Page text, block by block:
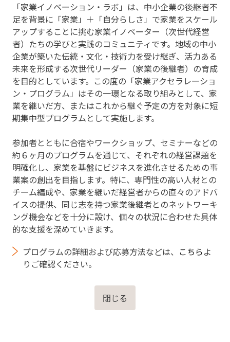
「家業イノベーション・ラボ」は、中小企業の後継者不
足を背景に「家業」＋「自分らしさ」で家業をスケール
アップすることに挑む家業イノベーター（次世代経営
者）たちの学びと実践のコミュニティです。地域の中小
企業が築いた伝統・文化・技術力を受け継ぎ、活力ある
未来を形成する次世代リーダー（家業の後継者）の育成
を目的としています。この度の「家業アクセラレーショ
ン・プログラム」はその一環となる取り組みとして、家
業を継いだ方、またはこれから継ぐ予定の方を対象に短
期集中型プログラムとして実施します。
参加者とともに合宿やワークショップ、セミナーなどの
約６ヶ月のプログラムを通じて、それぞれの経営課題を
明確化し、家業を基盤にビジネスを進化させるための事
業案の創出を目指します。特に、専門性の高い人材との
チーム編成や、家業を継いだ経営者からの直々のアドバ
イスの提供、同じ志を持つ家業後継者とのネットワーキ
ング機会などを十分に設け、個々の状況に合わせた具体
的な支援を深めていきます。
プログラムの詳細および応募方法などは、 こちらよ
りご確認ください。
閉じる